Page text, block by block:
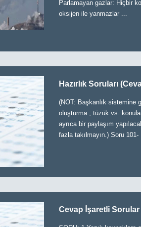
Parlamayan gazlar: Hiçbir
oksijen ile yanmazlar ...
Hazırlık Soruları
(NOT: Başkanlık sistemine
oluşturma , tüzük vs.
ayrıca bir paylaşım
fazla takılmayın.) Soru 101-
Cevap İşaretli Sorular